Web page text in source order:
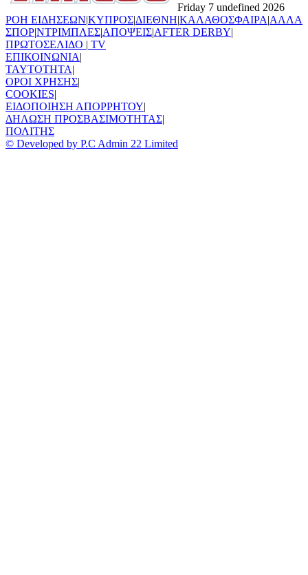
Friday 7 undefined 2026
ΡΟΗ ΕΙΔΗΣΕΩΝ|ΚΥΠΡΟΣ|ΔΙΕΘΝΗ|ΚΑΛΑΘΟΣΦΑΙΡΑ|ΑΛΛΑ
ΣΠΟΡ|ΝΤΡΙΜΠΛΕΣ|ΑΠΟΨΕΙΣ|AFTER DERBY|
ΠΡΩΤΟΣΕΛΙΔΟ | TV
ΕΠΙΚΟΙΝΩΝΙΑ|
TAYTOTHTA|
ΟΡΟΙ ΧΡΗΣΗΣ|
COOKIES|
ΕΙΔΟΠΟΙΗΣΗ ΑΠΟΡΡΗΤΟΥ|
ΔΗΛΩΣΗ ΠΡΟΣΒΑΣΙΜΟΤΗΤΑΣ|
ΠΟΛΙΤΗΣ
© Developed by P.C Admin 22 Limited